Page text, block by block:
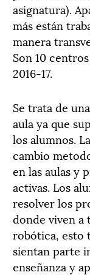
asignatura).
más están
manera
Son 10
2016-17.
Se trata de
aula ya que
los alumnos.
cambio
en las aulas y
activas. Los
resolver los
donde viven a
robótica, esto
sientan parte
enseñanza y